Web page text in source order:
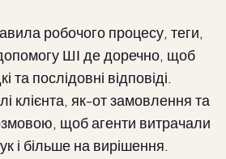
робочого процесу, теги,
ШІ де доречно, щоб
та послідовні відповіді.
клієнта, як-от замовлення та
щоб агенти витрачали
і більше на вирішення.